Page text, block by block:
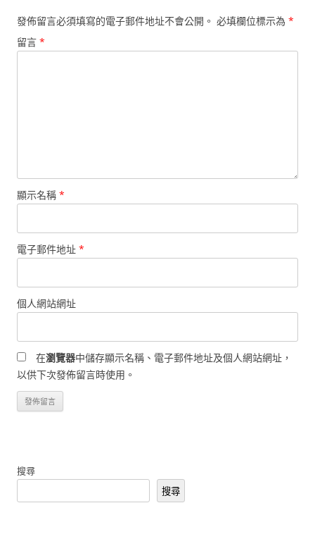
發佈留言必須填寫的電子郵件地址不會公開。 必填欄位標示為 *
留言 *
顯示名稱 *
電子郵件地址 *
個人網站網址
在瀏覽器中儲存顯示名稱、電子郵件地址及個人網站網址，
以供下次發佈留言時使用。
搜尋
搜尋